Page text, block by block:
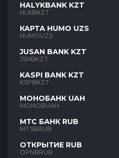
HALYKBANK KZT
HLKBKZT
КАРТА HUMO UZS
HUMOUZS
JUSAN BANK KZT
JSNBKZT
KASPI BANK KZT
KSPBKZT
МОНОБАНК UAH
MONOBUAH
МТС БАНК RUB
MTSBRUB
ОТКРЫТИЕ RUB
OPNBRUB